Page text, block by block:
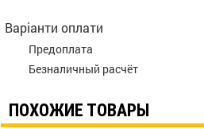
Варіанти оплати
Предоплата
Безналичный расчёт
ПОХОЖИЕ ТОВАРЫ